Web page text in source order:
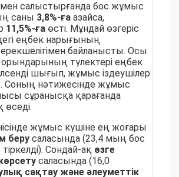
салыстырғанда бос жұмыс
саны 3,8%-ға азайса,
11,5%-ға өсті. Мұндай өзгеріс
еңбек нарығының
байланысты. Осы
түлектері еңбек
шығып, жұмыс іздеушілер
Соның нәтижесінде жұмыс
сұранысқа қарағанда
жұмыс күшіне ең жоғары
беру саласында (23,4 мың бос
Сондай-ақ өзге
саласында (16,0
сақтау және әлеуметтік